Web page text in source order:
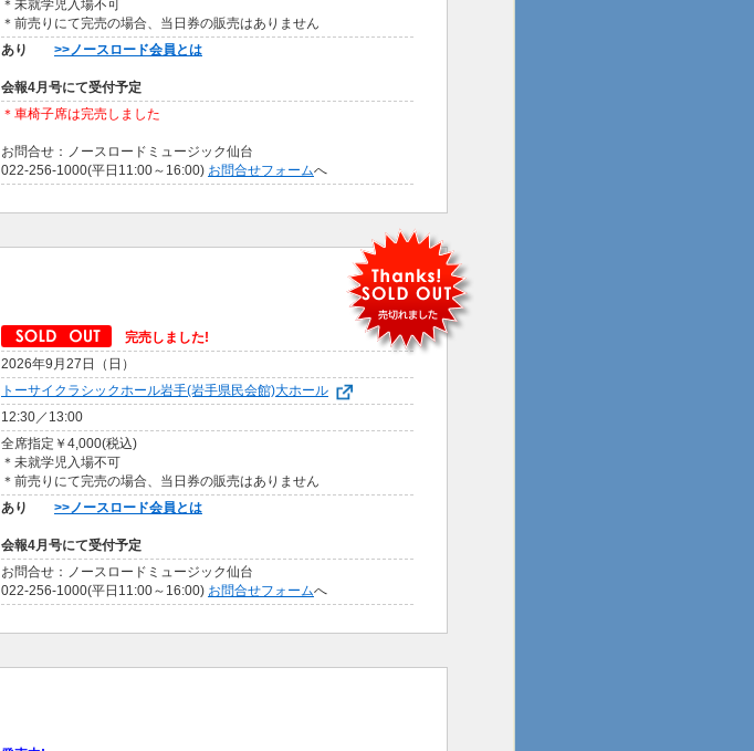
＊未就学児入場不可
＊前売りにて完売の場合、当日券の販売はありません
あり >>ノースロード会員とは
会報4月号にて受付予定
＊車椅子席は完売しました
お問合せ：ノースロードミュージック仙台
022-256-1000(平日11:00～16:00) お問合せフォームへ
完売しました!
2026年9月27日（日）
トーサイクラシックホール岩手(岩手県民会館)大ホール
12:30／13:00
全席指定￥4,000(税込)
＊未就学児入場不可
＊前売りにて完売の場合、当日券の販売はありません
あり >>ノースロード会員とは
会報4月号にて受付予定
お問合せ：ノースロードミュージック仙台
022-256-1000(平日11:00～16:00) お問合せフォームへ